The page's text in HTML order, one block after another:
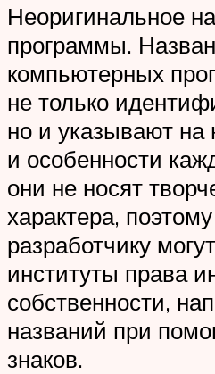
Неоригинальное
программы.
компьютерных
не только
но и указывают на
и особенности
они не носят
характера,
разработчику
институты права
собственности,
названий при
знаков.